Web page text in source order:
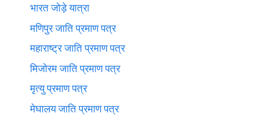
भारत जोड़े यात्रा
मणिपुर जाति प्रमाण पत्र
महाराष्ट्र जाति प्रमाण पत्र
मिजोरम जाति प्रमाण पत्र
मृत्यु प्रमाण पत्र
मेघालय जाति प्रमाण पत्र